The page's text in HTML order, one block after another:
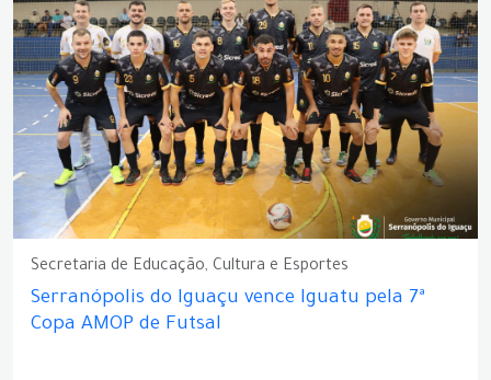
Secretaria de Educação, Cultura e Esportes
Serranópolis do Iguaçu vence Iguatu pela 7ª
Copa AMOP de Futsal